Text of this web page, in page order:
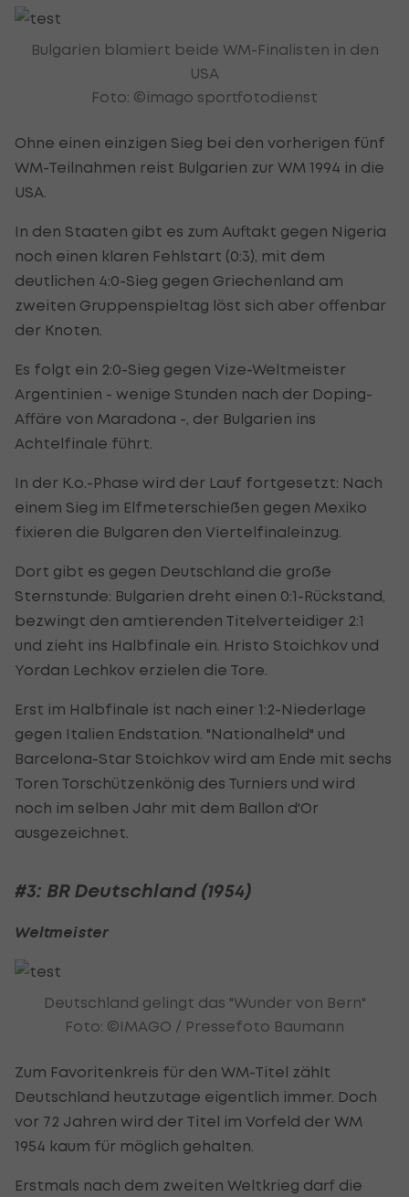
Bulgarien blamiert beide WM-Finalisten in den
USA
Foto: ©imago sportfotodienst
Ohne einen einzigen Sieg bei den vorherigen fünf
WM-Teilnahmen reist Bulgarien zur WM 1994 in die
USA.
In den Staaten gibt es zum Auftakt gegen Nigeria
noch einen klaren Fehlstart (0:3), mit dem
deutlichen 4:0-Sieg gegen Griechenland am
zweiten Gruppenspieltag löst sich aber offenbar
der Knoten.
Es folgt ein 2:0-Sieg gegen Vize-Weltmeister
Argentinien - wenige Stunden nach der Doping-
Affäre von Maradona -, der Bulgarien ins
Achtelfinale führt.
In der K.o.-Phase wird der Lauf fortgesetzt: Nach
einem Sieg im Elfmeterschießen gegen Mexiko
fixieren die Bulgaren den Viertelfinaleinzug.
Dort gibt es gegen Deutschland die große
Sternstunde: Bulgarien dreht einen 0:1-Rückstand,
bezwingt den amtierenden Titelverteidiger 2:1
und zieht ins Halbfinale ein. Hristo Stoichkov und
Yordan Lechkov erzielen die Tore.
Erst im Halbfinale ist nach einer 1:2-Niederlage
gegen Italien Endstation. "Nationalheld" und
Barcelona-Star Stoichkov wird am Ende mit sechs
Toren Torschützenkönig des Turniers und wird
noch im selben Jahr mit dem Ballon d'Or
ausgezeichnet.
#3: BR Deutschland (1954)
Weltmeister
Deutschland gelingt das "Wunder von Bern"
Foto: ©IMAGO / Pressefoto Baumann
Zum Favoritenkreis für den WM-Titel zählt
Deutschland heutzutage eigentlich immer. Doch
vor 72 Jahren wird der Titel im Vorfeld der WM
1954 kaum für möglich gehalten.
Erstmals nach dem zweiten Weltkrieg darf die